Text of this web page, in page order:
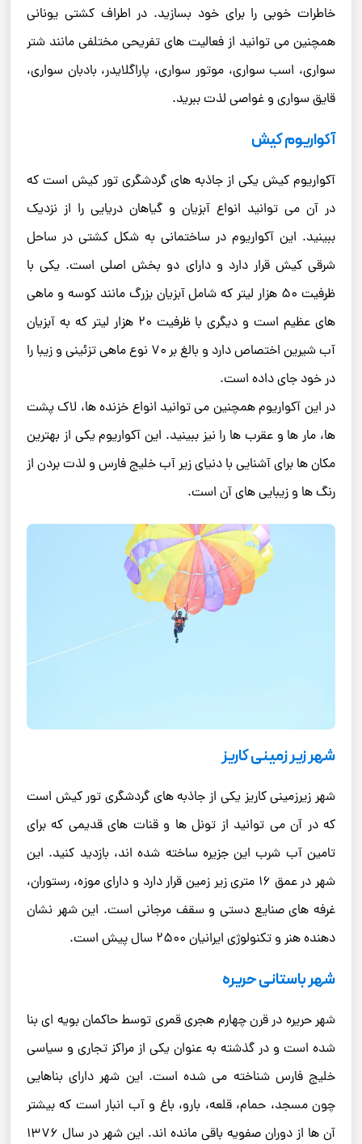
خاطرات خوبی را برای خود بسازید. در اطراف کشتی یونانی
همچنین می‌ توانید از فعالیت ‌های تفریحی مختلفی مانند شتر
سواری، اسب ‌سواری، موتور سواری، پاراگلایدر، بادبان‌ سواری،
قایق ‌سواری و غواصی لذت ببرید.
آکواریوم کیش
آکواریوم کیش یکی از جاذبه ‌های گردشگری تور کیش است که
در آن می ‌توانید انواع آبزیان و گیاهان دریایی را از نزدیک
ببینید. این آکواریوم در ساختمانی به شکل کشتی در ساحل
شرقی کیش قرار دارد و دارای دو بخش اصلی است. یکی با
ظرفیت ۵۰ هزار لیتر که شامل آبزیان بزرگ مانند کوسه و ماهی‌
های عظیم است و دیگری با ظرفیت ۲۰ هزار لیتر که به آبزیان
آب شیرین اختصاص دارد و بالغ بر ۷۰ نوع ماهی تزئینی و زیبا را
در خود جای داده است.
در این آکواریوم همچنین می ‌توانید انواع خزنده‌ ها، لاک‌ پشت‌
ها، مار ها و عقرب ‌ها را نیز ببینید. این آکواریوم یکی از بهترین
مکان‌ ها برای آشنایی با دنیای زیر آب خلیج فارس و لذت بردن از
رنگ ‌ها و زیبایی‌ های آن است.
شهر زیر زمینی کاریز
شهر زیرزمینی کاریز یکی از جاذبه‌ های گردشگری تور کیش است
که در آن می‌ توانید از تونل‌ ها و قنات ‌های قدیمی که برای
تامین آب شرب این جزیره ساخته شده ‌اند، بازدید کنید. این
شهر در عمق ۱۶ متری زیر زمین قرار دارد و دارای موزه، رستوران،
غرفه ‌های صنایع دستی و سقف مرجانی است. این شهر نشان‌
دهنده هنر و تکنولوژی ایرانیان ۲۵۰۰ سال پیش است.
شهر باستانی حریره
شهر حریره در قرن چهارم هجری قمری توسط حاکمان بویه ‌ای بنا
شده است و در گذشته به عنوان یکی از مراکز تجاری و سیاسی
خلیج فارس شناخته می ‌شده است. این شهر دارای بناهایی
چون مسجد، حمام، قلعه، بارو، باغ و آب ‌انبار است که بیشتر
آن‌ ها از دوران صفویه باقی ‌مانده ‌اند. این شهر در سال ۱۳۷۶